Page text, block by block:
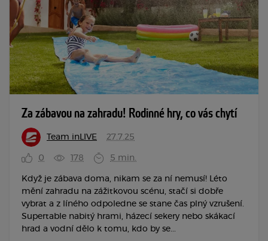
Za zábavou na zahradu! Rodinné hry, co vás chytí
Team inLIVE 27.7.25
0 178 5 min.
Když je zábava doma, nikam se za ní nemusí! Léto
mění zahradu na zážitkovou scénu, stačí si dobře
vybrat a z líného odpoledne se stane čas plný vzrušení.
Supertable nabitý hrami, házecí sekery nebo skákací
hrad a vodní dělo k tomu, kdo by se...